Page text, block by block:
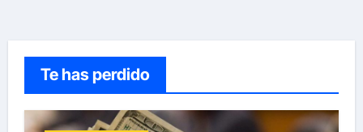
Te has perdido